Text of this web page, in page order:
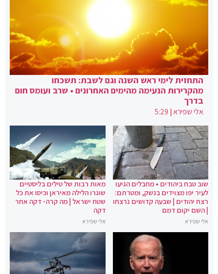
התחזית לימי ראש השנה וגם לשבת: תשכחו
מהקרירות הנעימה מהימים האחרונים • שרב ועומס חום
בדרך
אלי שפירא|
5:29
שוב טבח ביהודים • מחבלים הגיעו
לעיר יפו מצוידים בנשק, ומטרתם:
רצח יהודים | שבעה קדושים נרצחו
| השם יקום דמם
אלי שפירא
מאות רבות של טילים בליסטיים
שוגרו הלילה מאיראן וכיסו את כל
שטח ישראל | מה קרה- דקה אחר
דקה
אלי שפירא